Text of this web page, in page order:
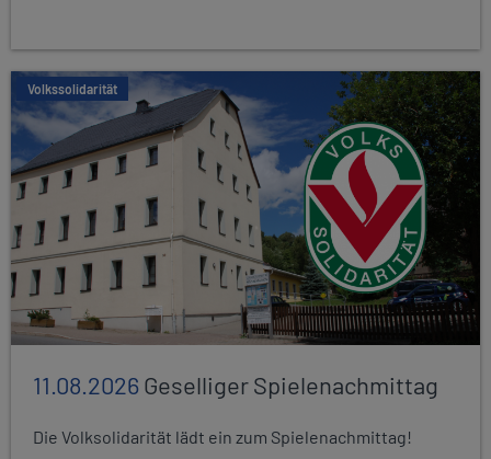
Volkssolidarität
11.08.2026Geselliger Spielenachmittag
Die Volksolidarität lädt ein zum Spielenachmittag!